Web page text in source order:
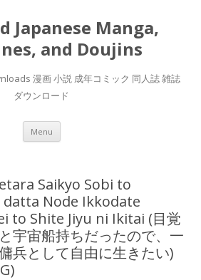
Japanese Manga,
and Doujins
漫画 小説 成年コミック 同人誌 雑誌
ダウンロード
Menu Skip
content
Saikyo Sobi to
Node Ikkodate
to Shite Jiyu ni Ikitai (目覚
宇宙船持ちだったので、一
兵として自由に生きたい)